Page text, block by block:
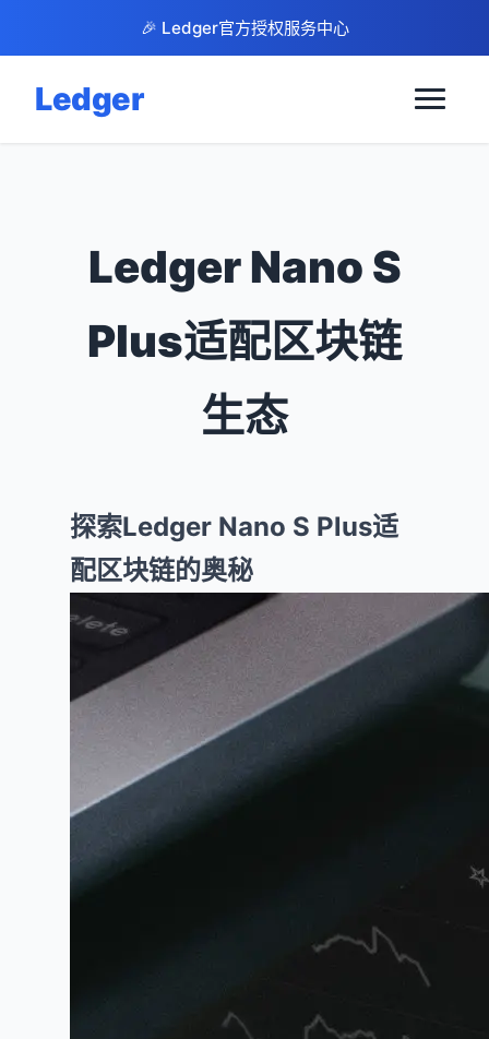
🎉 Ledger官方授权服务中心
Ledger
Ledger Nano S
Plus适配区块链
生态
探索Ledger Nano S Plus适
配区块链的奥秘